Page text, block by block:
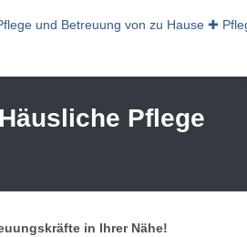
Pflege
in Ihrer Nähe!